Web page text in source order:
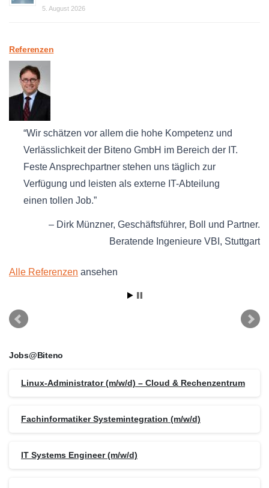
5. August 2026
Referenzen
Wir schätzen vor allem die hohe Kompetenz und
Verlässlichkeit der Biteno GmbH im Bereich der IT.
Feste Ansprechpartner stehen uns täglich zur
Verfügung und leisten als externe IT-Abteilung
einen tollen Job.
Dirk Münzner Geschäftsführer Boll und Partner.
Beratende Ingenieure VBI
Stuttgart
Alle Referenzen ansehen
Jobs@Biteno
Linux-Administrator (m/w/d) – Cloud & Rechenzentrum
Fachinformatiker Systemintegration (m/w/d)
IT Systems Engineer (m/w/d)